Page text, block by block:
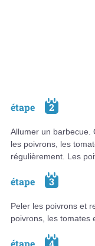
étape 2
Allumer un barbecue.
les poivrons, les
régulièrement. Les
étape 3
Peler les poivrons et
poivrons, les tomates
étape 4